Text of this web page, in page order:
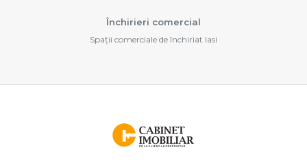
Închirieri comercial
Spații comerciale de închiriat Iasi